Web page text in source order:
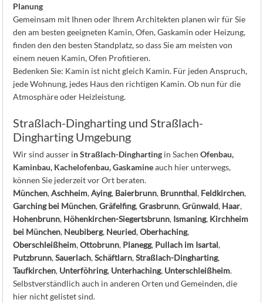
Planung
Gemeinsam mit Ihnen oder Ihrem Architekten planen wir für Sie
den am besten geeigneten Kamin, Ofen, Gaskamin oder Heizung,
finden den den besten Standplatz, so dass Sie am meisten von
einem neuen Kamin, Ofen Profitieren.
Bedenken Sie: Kamin ist nicht gleich Kamin. Für jeden Anspruch,
jede Wohnung, jedes Haus den richtigen Kamin. Ob nun für die
Atmosphäre oder Heizleistung.
Straßlach-Dingharting und Straßlach-
Dingharting Umgebung
Wir sind ausser in Straßlach-Dingharting in SachenOfenbau,
Kaminbau, Kachelofenbau, Gaskamineauch hier unterwegs,
können Sie jederzeit vor Ort beraten.
München,Aschheim,Aying, Baierbrunn, Brunnthal, Feldkirchen,
Garching bei München,Gräfelfing,Grasbrunn,Grünwald, Haar,
Hohenbrunn, Höhenkirchen-Siegertsbrunn, Ismaning, Kirchheim
bei München, Neubiberg, Neuried,Oberhaching,
Oberschleißheim,Ottobrunn, Planegg, Pullach im Isartal,
Putzbrunn,Sauerlach,Schäftlarn,Straßlach-Dingharting,
Taufkirchen, Unterföhring, Unterhaching, Unterschleißheim.
Selbstverständlich auch in anderen Orten und Gemeinden, die
hier nicht gelistet sind.